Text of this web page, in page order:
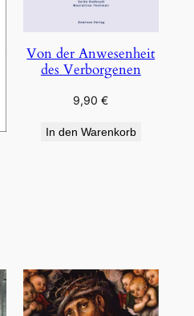
Von der Anwesenheit
des Verborgenen
9,90€
In den Warenkorb